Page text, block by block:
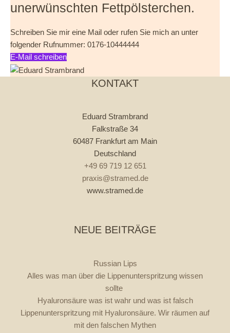
unerwünschten Fettpölsterchen.
Schreiben Sie mir eine Mail oder rufen Sie mich an unter
folgender Rufnummer: 0176-10444444
E-Mail schreiben
KONTAKT
Eduard Strambrand
Falkstraße 34
60487 Frankfurt am Main
Deutschland
+49 69 719 12 651
praxis@stramed.de
www.stramed.de
NEUE BEITRÄGE
Russian Lips
Alles was man über die Lippenunterspritzung wissen
sollte
Hyaluronsäure was ist wahr und was ist falsch
Lippenunterspritzung mit Hyaluronsäure. Wir räumen auf
mit den falschen Mythen